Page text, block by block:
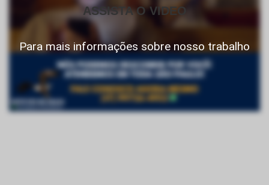
ASSISTA O VIDEO
Para mais informações sobre nosso trabalho